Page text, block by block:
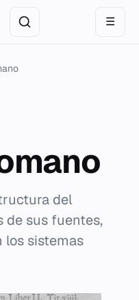
☰
del
de sus fuentes,
los sistemas